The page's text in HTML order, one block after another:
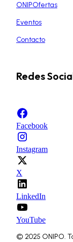
ONIPOfertas
Eventos
Contacto
Redes
Facebook
Instagram
X
LinkedIn
YouTube
© 2025 ONIPO.